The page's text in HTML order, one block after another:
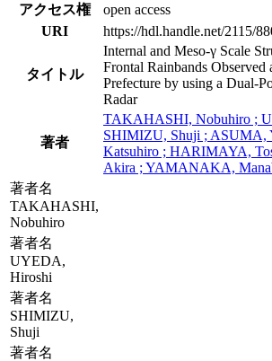
アクセス権
open access
URI
https://hdl.handle.net/2115/
タイトル
Internal and Meso-γ Scale
Frontal Rainbands Observed
Prefecture by using a Dual-
Radar
著者
TAKAHASHI, Nobuhiro ;
SHIMIZU, Shuji ; ASUMA,
Katsuhiro ; HARIMAYA,
Akira ; YAMANAKA,
著者名
TAKAHASHI,
Nobuhiro
著者名
UYEDA,
Hiroshi
著者名
SHIMIZU,
Shuji
著者名